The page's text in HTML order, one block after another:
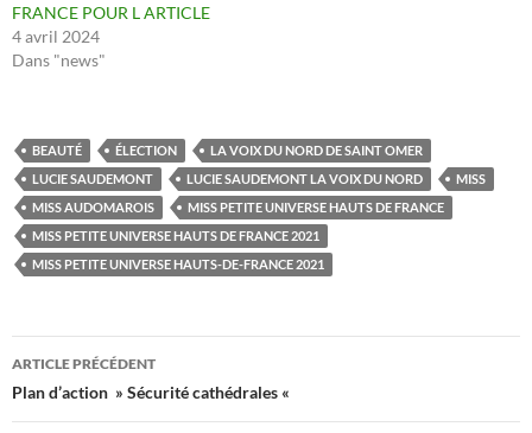
FRANCE POUR L ARTICLE
4 avril 2024
Dans "news"
BEAUTÉ ÉLECTION
LA VOIX DU NORD DE SAINT OMER
LUCIE SAUDEMONT
LUCIE SAUDEMONT LA VOIX DU NORD
MISS
MISS AUDOMAROIS
MISS PETITE UNIVERSE HAUTS DE FRANCE
MISS PETITE UNIVERSE HAUTS DE FRANCE 2021
MISS PETITE UNIVERSE HAUTS-DE-FRANCE 2021
Navigation
des
ARTICLE PRÉCÉDENT
Plan d’action » Sécurité cathédrales «